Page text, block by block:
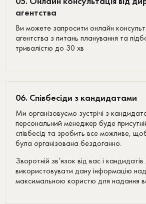
агентства
Ви можете запросити онлайн
агентства з питань планування та
тривалістю до 30 хв
06. Співбесіди з кандидатами
Ми організовуємо зустрічі з
персональний менеджер буде
співбесід та зробить все можливе,
була організована бездоганно.
Зворотній зв’язок від вас і
використовувати дану інформацію
максимальною користю для надання